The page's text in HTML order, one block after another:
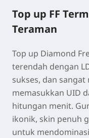
Top up FF
Teraman
Top up Diamond
terendah dengan
sukses, dan
memasukkan UID
hitungan menit.
ikonik, skin penuh
untuk